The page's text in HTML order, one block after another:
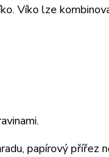
Víko lze
papírový přířez